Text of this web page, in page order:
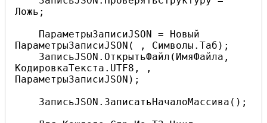
Ложь;
ПараметрыЗаписиJSON( , Символы.Таб);
КодировкаТекста.UTF8, ,
ПараметрыЗаписиJSON);